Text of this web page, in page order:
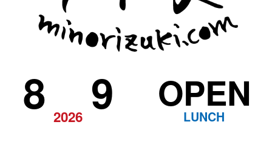
2026
8 9 LUNCH
OPEN